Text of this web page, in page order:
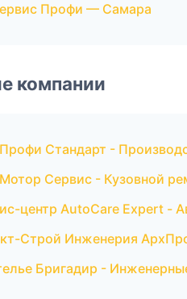
Профи — Самара
компании
Стандарт -
Сервис - Кузовной
центр AutoCare Expert -
Строй Инженерия
Бригадир -